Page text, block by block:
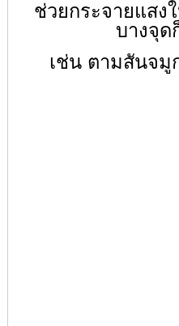
ช่วยกระจายแสง
บางจุด
เช่น ตามสันจมู